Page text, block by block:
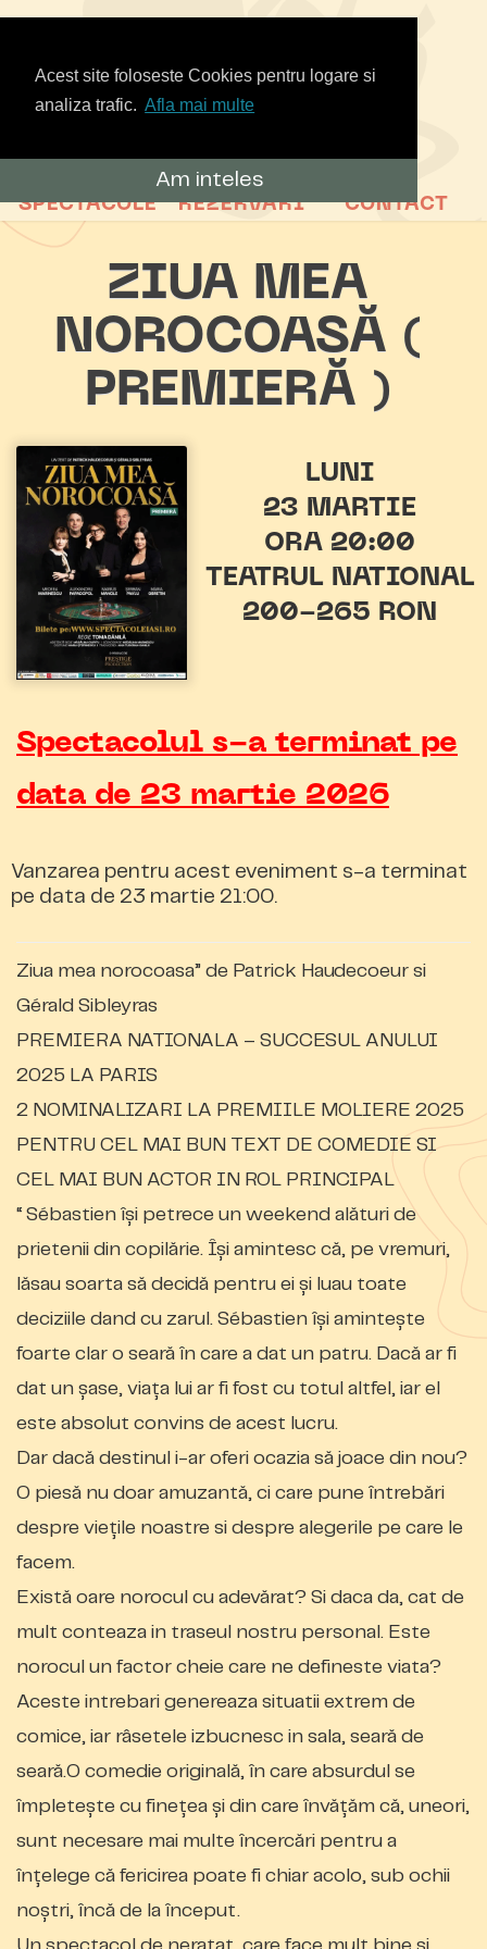
Acest site foloseste Cookies pentru logare si
analiza trafic. Afla mai multe
Am inteles
SPECTACOLE REZERVARI CONTACT
ZIUA MEA
NOROCOASĂ (
PREMIERĂ )
LUNI
23 MARTIE
ORA 20:00
TEATRUL NATIONAL
200-265 RON
Spectacolul s-a terminat pe
data de 23 martie 2026
Vanzarea pentru acest eveniment s-a terminat
pe data de 23 martie 21:00.
Ziua mea norocoasa” de Patrick Haudecoeur si
Gérald Sibleyras
PREMIERA NATIONALA – SUCCESUL ANULUI
2025 LA PARIS
2 NOMINALIZARI LA PREMIILE MOLIERE 2025
PENTRU CEL MAI BUN TEXT DE COMEDIE SI
CEL MAI BUN ACTOR IN ROL PRINCIPAL
“ Sébastien își petrece un weekend alături de
prietenii din copilărie. Își amintesc că, pe vremuri,
lăsau soarta să decidă pentru ei și luau toate
deciziile dand cu zarul. Sébastien își amintește
foarte clar o seară în care a dat un patru. Dacă ar fi
dat un șase, viața lui ar fi fost cu totul altfel, iar el
este absolut convins de acest lucru.
Dar dacă destinul i-ar oferi ocazia să joace din nou?
O piesă nu doar amuzantă, ci care pune întrebări
despre viețile noastre si despre alegerile pe care le
facem.
Există oare norocul cu adevărat? Si daca da, cat de
mult conteaza in traseul nostru personal. Este
norocul un factor cheie care ne defineste viata?
Aceste intrebari genereaza situatii extrem de
comice, iar râsetele izbucnesc in sala, seară de
seară.O comedie originală, în care absurdul se
împletește cu finețea și din care învățăm că, uneori,
sunt necesare mai multe încercări pentru a
înțelege că fericirea poate fi chiar acolo, sub ochii
noștri, încă de la început.